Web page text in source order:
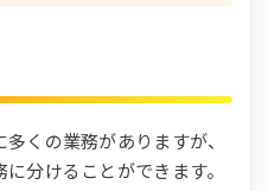
くの業務がありますが、
分けることができます。